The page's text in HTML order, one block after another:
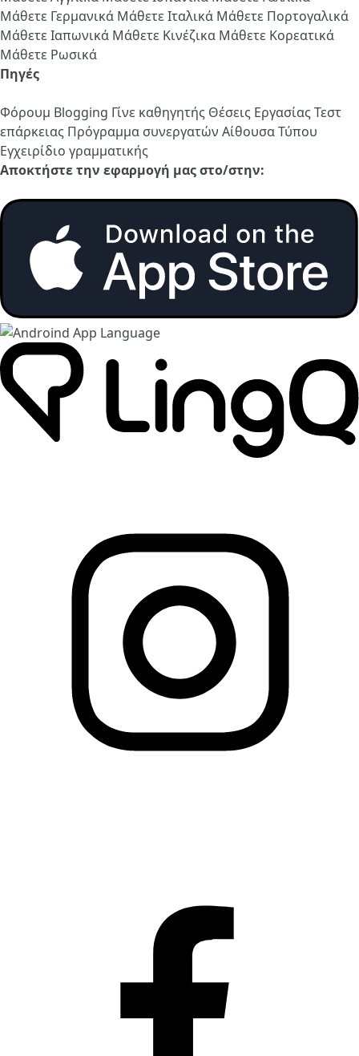
Μάθετε Γερμανικά Μάθετε Ιταλικά Μάθετε Πορτογαλικά
Μάθετε Ιαπωνικά Μάθετε Κινέζικα Μάθετε Κορεατικά
Μάθετε Ρωσικά
Πηγές
Φόρουμ Blogging Γίνε καθηγητής Θέσεις ΕργασίαςΤεστ
επάρκειας Πρόγραμμα συνεργατών Αίθουσα Τύπου
Εγχειρίδιο γραμματικής
Αποκτήστε την εφαρμογή μας στο/στην: